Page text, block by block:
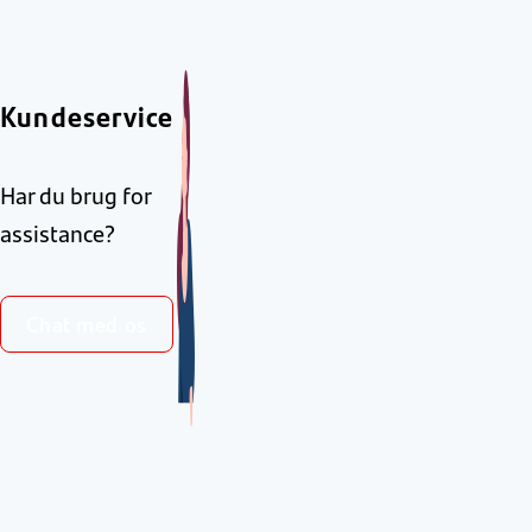
Kundeservice
Har du brug for
assistance?